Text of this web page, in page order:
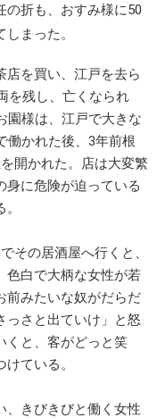
の折も、おすみ様に50
しまった。
を買い、江戸を去ら
を残し、亡くなられ
園様は、江戸で大きな
働かれた後、3年前根
開かれた。店は大変繁
身に危険が迫っている
その居酒屋へ行くと、
色白で大柄な女性が若
前みたいな奴がだらだ
っさと出ていけ」と怒
くと、客がどっと笑
ている。
きびきびと働く女性